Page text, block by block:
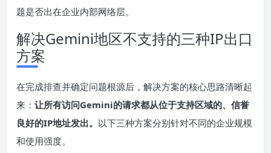
题是否出在企业内部网络层。
解决Gemini地区不支持的三种IP出口
方案
在完成排查并确定问题根源后，解决方案的核心思路清晰起
来： 让所有访问Gemini的请求都从位于支持区域的、信誉
良好的IP地址发出。 以下三种方案分别针对不同的企业规模
和使用强度。